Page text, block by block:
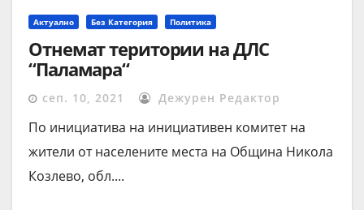
Актуално Без Категория Политика
Отнемат територии на ДЛС
“Паламара“
сеп. 10, 2021 Дежурен Редактор
По инициатива на инициативен комитет на
жители от населените места на Община Никола
Козлево, обл....